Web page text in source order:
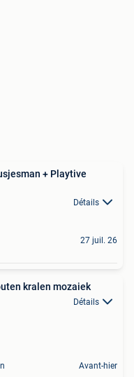
+ Playtive
Détails
27 juil. 26
kralen mozaiek
Détails
Avant-hier